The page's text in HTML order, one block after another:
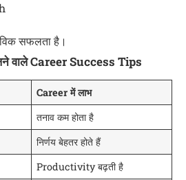
सफलता है।
वाले Career Success Tips
Career में लाभ
तनाव कम होता है
निर्णय बेहतर होते हैं
Productivity बढ़ती है